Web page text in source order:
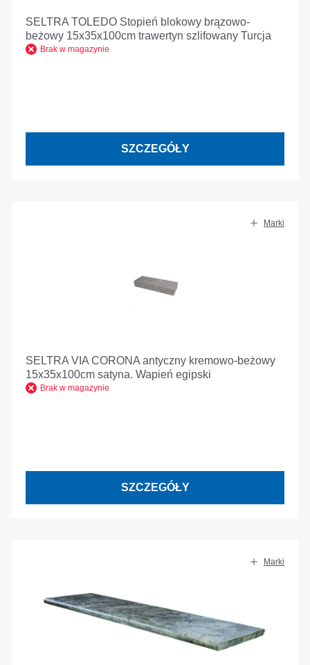
SELTRA TOLEDO Stopień blokowy brązowo-
beżowy 15x35x100cm trawertyn szlifowany Turcja
Brak w magazynie
SZCZEGÓŁY
Marki
SELTRA VIA CORONA antyczny kremowo-beżowy
15x35x100cm satyna. Wapień egipski
Brak w magazynie
SZCZEGÓŁY
Marki